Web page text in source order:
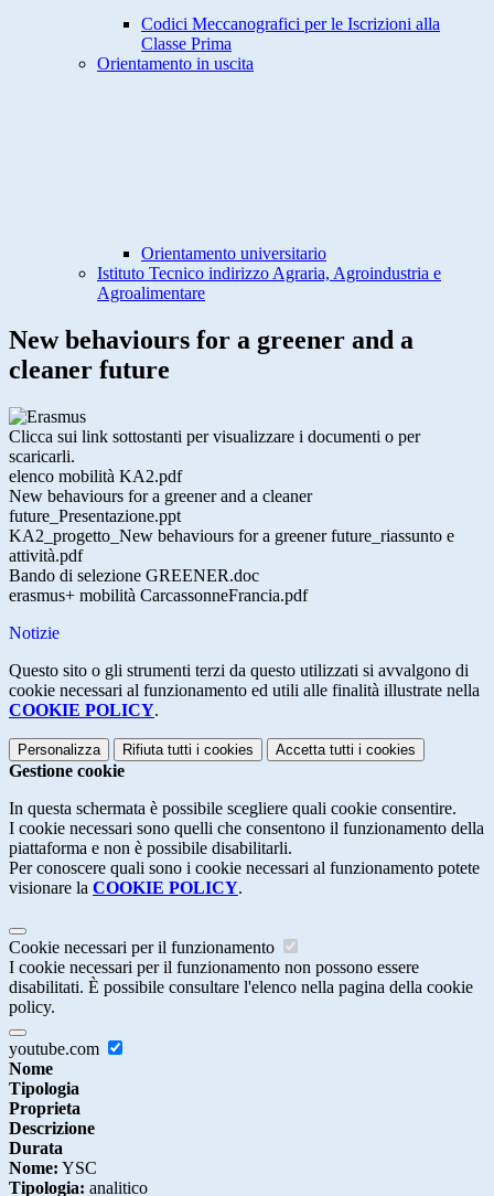
Codici Meccanografici per le Iscrizioni alla
Classe Prima
Orientamento in uscita
Orientamento universitario
Istituto Tecnico indirizzo Agraria, Agroindustria e
Agroalimentare
New behaviours for a greener and a
cleaner future
Clicca sui link sottostanti per visualizzare i documenti o per
scaricarli.
elenco mobilità KA2.pdf
New behaviours for a greener and a cleaner
future_Presentazione.ppt
KA2_progetto_New behaviours for a greener future_riassunto e
attività.pdf
Bando di selezione GREENER.doc
erasmus+ mobilità CarcassonneFrancia.pdf
Notizie
Questo sito o gli strumenti terzi da questo utilizzati si avvalgono di
cookie necessari al funzionamento ed utili alle finalità illustrate nella
COOKIE POLICY.
Personalizza Rifiuta tutti i cookies Accetta tutti i cookies
Gestione cookie
In questa schermata è possibile scegliere quali cookie consentire.
I cookie necessari sono quelli che consentono il funzionamento della
piattaforma e non è possibile disabilitarli.
Per conoscere quali sono i cookie necessari al funzionamento potete
visionare la COOKIE POLICY.
Cookie necessari per il funzionamento
I cookie necessari per il funzionamento non possono essere
disabilitati. È possibile consultare l'elenco nella pagina della cookie
policy.
youtube.com
Nome
Tipologia
Proprieta
Descrizione
Durata
Nome: YSC
Tipologia: analitico